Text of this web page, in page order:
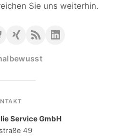
Sie uns weiterhin.
Service GmbH
49